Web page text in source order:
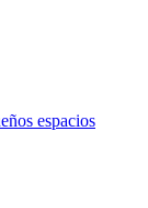
espacios